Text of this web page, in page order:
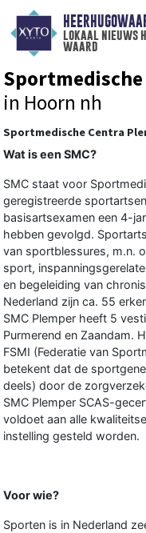
lokaal nieuws
waard
in Hoorn nh
Sportmedische Centra
Wat is een SMC?
SMC staat voor
geregistreerde
basisartsexamen een 4-
hebben gevolgd.
van sportblessures, m.n.
sport,
en begeleiding van
Nederland zijn ca. 55
SMC Plemper heeft 5
Purmerend en Zaandam.
FSMI (Federatie van
betekent dat de
deels) door de
SMC Plemper SCAS-
voldoet aan alle
instelling gesteld worden.
Voor wie?
Sporten is in Nederland